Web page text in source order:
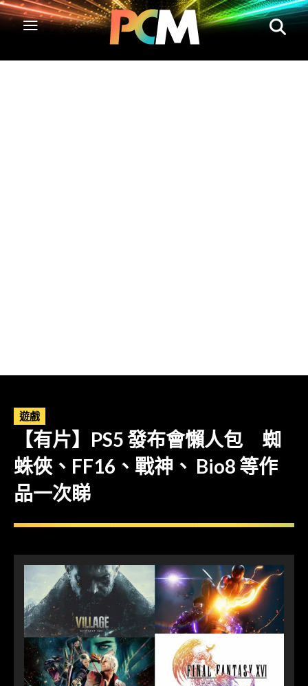
遊戲
【有片】PS5 發布會懶人包 蜘
蛛俠、FF16、戰神、 Bio8 等作
品一次睇